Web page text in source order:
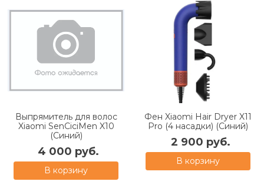
Выпрямитель для волос
Xiaomi SenCiciMen X10
(Синий)
4 000 руб.
В корзину
Фен Xiaomi Hair Dryer X11
Pro (4 насадки) (Синий)
2 900 руб.
В корзину